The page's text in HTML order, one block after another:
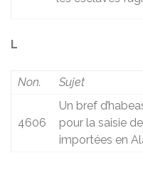
L
Non. Sujet
4606
Un bref
pour la saisie
importées en